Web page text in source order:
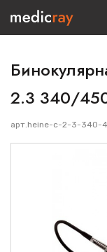
2.3 340/
арт.heine-c-2-3-340-